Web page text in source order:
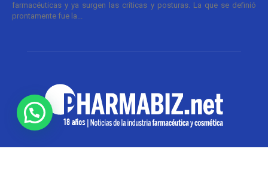
farmacéuticas y ya surgen las críticas y posturas. La que se definió
prontamente fue la...